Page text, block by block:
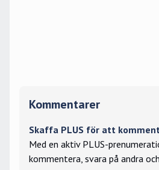
Kommentarer
Skaffa PLUS för att
Med en aktiv PLUS-
kommentera, svara på andra